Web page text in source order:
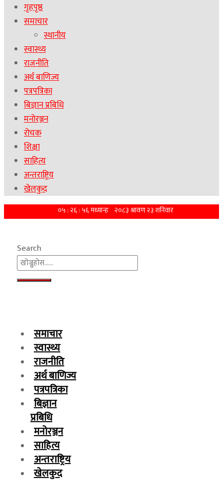
गृहपृष्ठ
समाचार
स्थानीय
स्वास्थ्य
राजनीति
अर्थ बाणिज्य
पत्रपत्रिका
बिज्ञान प्रबिधि
मनोरञ्जन
रोचक
शिक्षा
साहित्य
अन्तराष्ट्रिय
खेलकुद
Search
समाचार
स्वास्थ्य
राजनीति
अर्थ बाणिज्य
पत्रपत्रिका
बिज्ञान
प्रबिधि
मनोरञ्जन
साहित्य
अन्तराष्ट्रिय
खेलकुद